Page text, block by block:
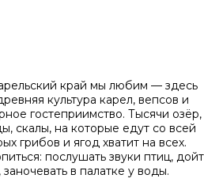
край мы любим — здесь
культура карел, вепсов и
гостеприимство. Тысячи озёр,
скалы, на которые едут со всей
грибов и ягод хватит на всех.
послушать звуки птиц,
в палатке у воды.